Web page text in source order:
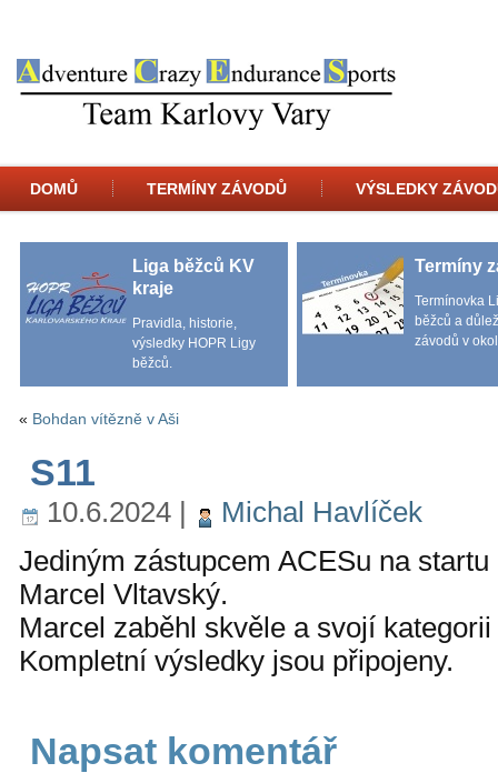
DOMŮ TERMÍNY ZÁVODŮ VÝSLEDKY
Liga běžců KV
kraje
Pravidla, historie,
výsledky HOPR Ligy
běžců.
Termíny
Termínovka
běžců a
závodů v
« Bohdan vítězně v Aši
S11
10.6.2024 |
Michal Havlíček
Jediným zástupcem ACESu na
Marcel Vltavský.
Marcel zaběhl skvěle a svojí
Kompletní výsledky jsou připojeny.
Napsat komentář